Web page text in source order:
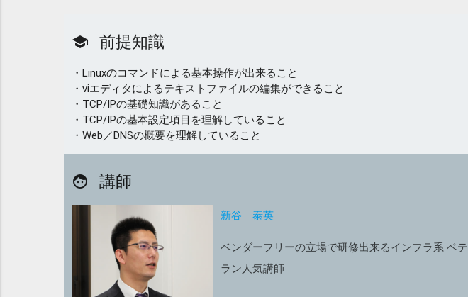
school 前提知識
・Linuxのコマンドによる基本操作が出来ること
・viエディタによるテキストファイルの編集ができること
・TCP/IPの基礎知識があること
・TCP/IPの基本設定項目を理解していること
・Web／DNSの概要を理解していること
face 講師
新谷 泰英
ベンダーフリーの立場で研修出来るインフラ系 ベテ
ラン人気講師